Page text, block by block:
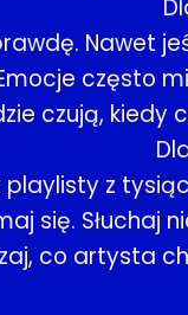
Nawet
często
czują, kiedy
playlisty z
się. Słuchaj
co artysta